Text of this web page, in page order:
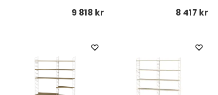
9 818 kr 8 417 kr